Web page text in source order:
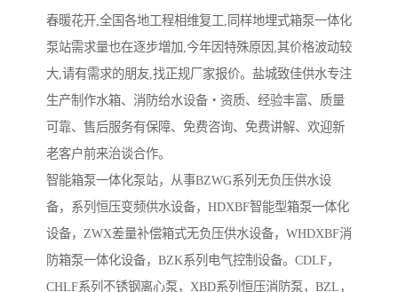
春暖花开,全国各地工程相维复工,同样地埋式箱泵一体化
泵站需求量也在逐步増加,今年因特殊原因,其价格波动较
大,请有需求的朋友,找正规厂家报价。盐城致佳供水专注
生产制作水箱、消防给水设备・资质、经验丰富、质量
可靠、售后服务有保障、免费咨询、免费讲解、欢迎新
老客户前来治谈合作。
智能箱泵一体化泵站，从事BZWG系列无负压供水设
备，系列恒压变频供水设备，HDXBF智能型箱泵一体化
设备，ZWX差量补偿箱式无负压供水设备，WHDXBF消
防箱泵一体化设备，BZK系列电气控制设备。CDLF，
CHLF系列不锈钢离心泵，XBD系列恒压消防泵，BZL，